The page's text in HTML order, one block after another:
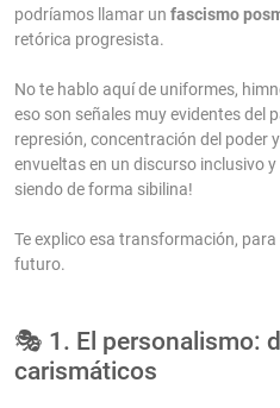
podríamos llamar un fascismo
retórica progresista.
No te hablo aquí de uniformes,
eso son señales muy evidentes del
represión, concentración del poder
envueltas en un discurso inclusivo y
siendo de forma sibilina!
Te explico esa transformación, para
futuro.
🎭 1. El personalismo:
carismáticos